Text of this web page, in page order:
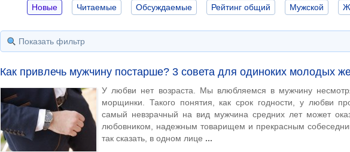
Новые Читаемые Обсуждаемые Рейтинг общий Мужской
Показать фильтр
Как привлечь мужчину постарше? 3 совета для одиноких молодых
У любви нет возраста. Мы влюбляемся в мужчину
морщинки. Такого понятия, как срок годности, у любви
самый невзрачный на вид мужчина средних лет может
любовником, надежным товарищем и прекрасным
так сказать, в одном лице